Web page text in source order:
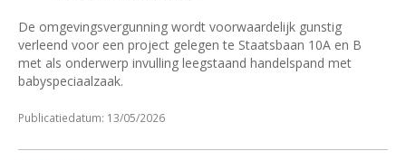
De omgevingsvergunning wordt voorwaardelijk gunstig
verleend voor een project gelegen te Staatsbaan 10A en B
met als onderwerp invulling leegstaand handelspand met
babyspeciaalzaak.
Publicatiedatum: 13/05/2026